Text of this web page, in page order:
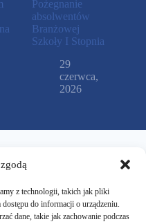
z technologii, takich jak pliki
do informacji o urządzeniu.
dane, takie jak zachowanie podczas
Pożegnanie
absolwentów
Branżowej
Szkoły I Stopnia
29
czerwca,
2026